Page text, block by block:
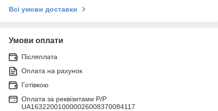
Всі умови доставки
Умови оплати
Післяплата
Оплата на рахунок
Готівкою
Оплата за реквізитами P/Р
UA163220010000026008370084117